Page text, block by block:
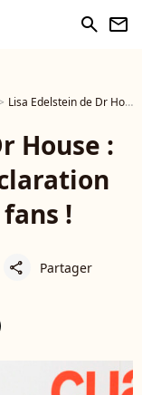
search newsletter
Lisa Edelstein de Dr House : Sa réponse à la déclaration d'amour de ses fans !
House :
!
share Partager